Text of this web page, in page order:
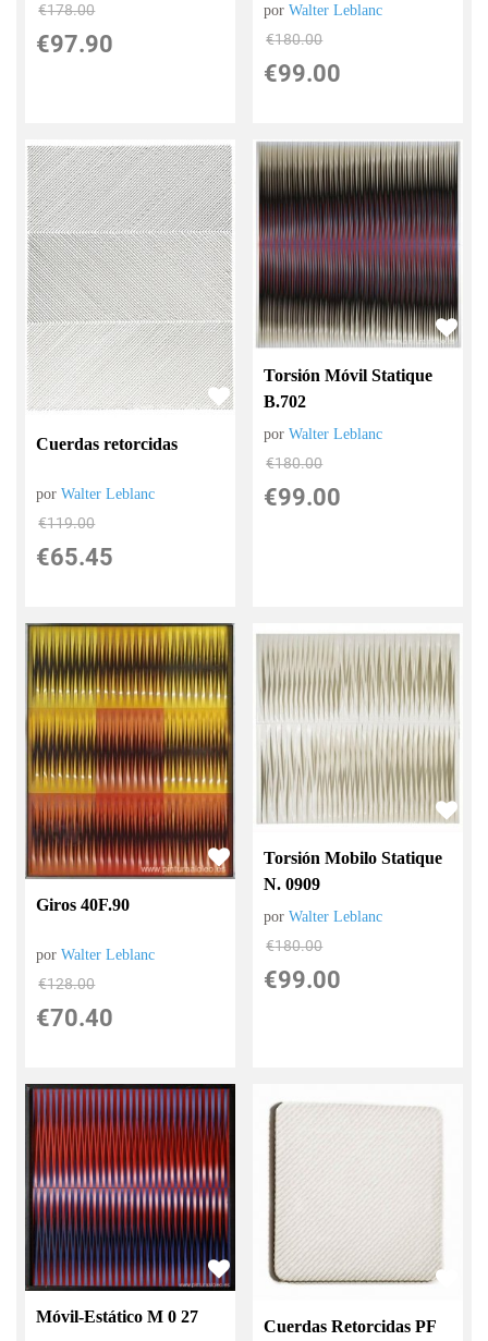
€178.00
€97.90
porWalter Leblanc
€180.00
€99.00
Cuerdas retorcidas
porWalter Leblanc
€119.00
€65.45
Torsión Móvil Statique
B.702
porWalter Leblanc
€180.00
€99.00
Giros 40F.90
porWalter Leblanc
€128.00
€70.40
Torsión Mobilo Statique
N. 0909
porWalter Leblanc
€180.00
€99.00
Móvil-Estático M 0 27
Cuerdas Retorcidas PF